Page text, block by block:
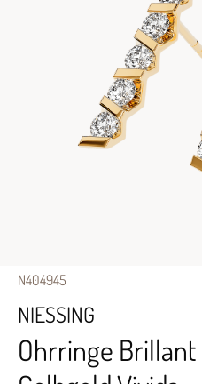
N404945
NIESSING
Ohrringe